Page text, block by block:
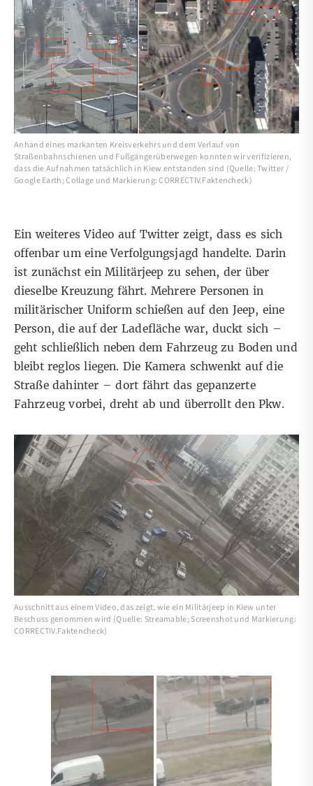
Anhand eines markanten Kreisverkehrs und dem Verlauf von
Straßenbahnschienen und Fußgängerüberwegen konnten wir verifizieren,
dass die Aufnahmen tatsächlich in Kiew entstanden sind (Quelle: Twitter /
Google Earth; Collage und Markierung: CORRECTIV.Faktencheck)
Ein weiteresVideoauf Twitter zeigt, dass es sich
offenbar um eineVerfolgungsjagd handelte. Darin
ist zunächst ein Militärjeep zu sehen, der über
dieselbe Kreuzung fährt. Mehrere Personen in
militärischer Uniform schießen auf den Jeep, eine
Person, die auf der Ladefläche war, duckt sich –
geht schließlich neben dem Fahrzeug zu Boden und
bleibt reglos liegen. Die Kamera schwenkt auf die
Straße dahinter – dort fährt das gepanzerte
Fahrzeug vorbei, dreht ab und überrollt den Pkw.
Ausschnitt aus einem Video, das zeigt, wie ein Militärjeep in Kiew unter
Beschuss genommen wird (Quelle: Streamable; Screenshot und Markierung:
CORRECTIV.Faktencheck)